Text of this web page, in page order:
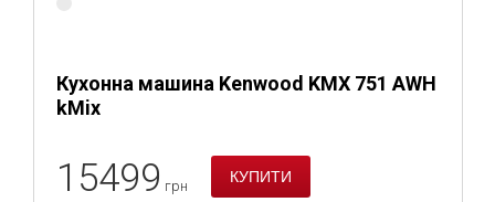
Кухонна машина Kenwood KMX 751 AWH
kMix
15499 грн